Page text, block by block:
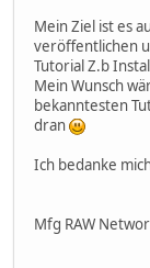
Mein Ziel ist es
veröffentlichen
Tutorial Z.b
Mein Wunsch
bekanntesten
dran
Ich bedanke
Mfg RAW